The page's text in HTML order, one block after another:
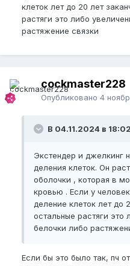
клеток лет до 20 лет
растяги это либо
растяжение связки
cockmaster228
Опубликовано 4
В 04.11.2024 в
Экстендер и джелкинг
деления клеток. Он
оболочки , которая в
кровью . Если у
деление клеток лет до
остальные растяги это
белочки либо
Если бы это было так, пч